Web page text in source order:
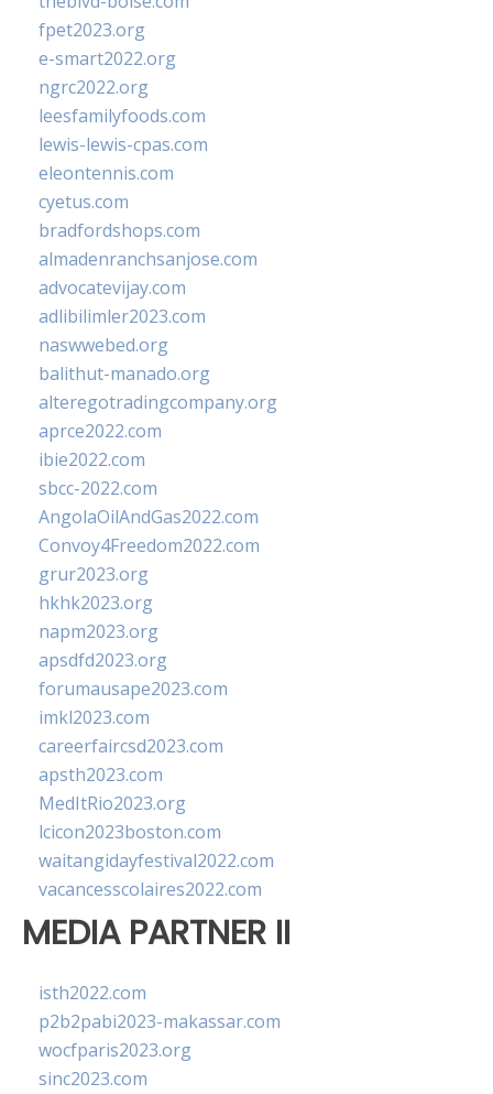
fpet2023.org
e-smart2022.org
ngrc2022.org
leesfamilyfoods.com
lewis-lewis-cpas.com
eleontennis.com
cyetus.com
bradfordshops.com
almadenranchsanjose.com
advocatevijay.com
adlibilimler2023.com
naswwebed.org
balithut-manado.org
alteregotradingcompany.org
aprce2022.com
ibie2022.com
sbcc-2022.com
AngolaOilAndGas2022.com
Convoy4Freedom2022.com
grur2023.org
hkhk2023.org
napm2023.org
apsdfd2023.org
forumausape2023.com
imkl2023.com
careerfaircsd2023.com
apsth2023.com
MedItRio2023.org
lcicon2023boston.com
waitangidayfestival2022.com
vacancesscolaires2022.com
MEDIA PARTNER II
isth2022.com
p2b2pabi2023-makassar.com
wocfparis2023.org
sinc2023.com